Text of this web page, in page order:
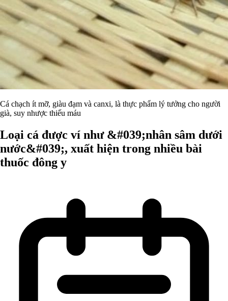
Cá chạch ít mỡ, giàu đạm và canxi, là thực phẩm lý tưởng cho người
già, suy nhược thiếu máu
Loại cá được ví như &#039;nhân sâm dưới
nước&#039;, xuất hiện trong nhiều bài
thuốc đông y